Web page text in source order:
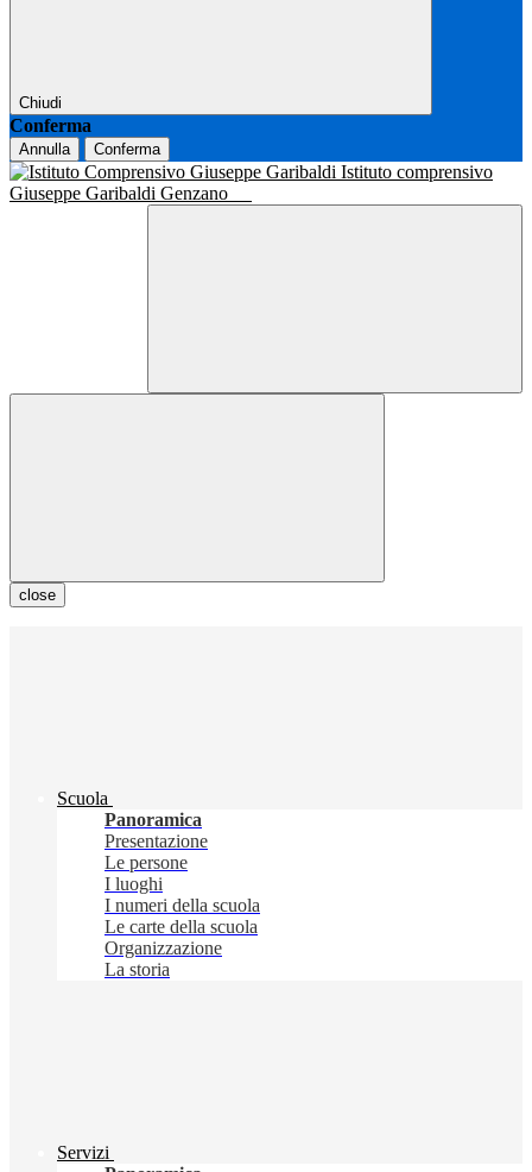
Chiudi
Conferma
Annulla Conferma
Istituto comprensivo
Giuseppe Garibaldi Genzano
close
Scuola
Panoramica
Presentazione
Le persone
I luoghi
I numeri della scuola
Le carte della scuola
Organizzazione
La storia
Servizi